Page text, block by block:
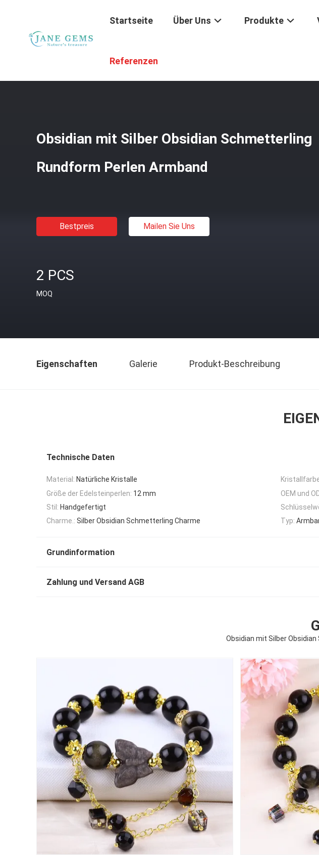
Startseite Über Uns Produkte
Referenzen
Obsidian mit Silber Obsidian Schmetterling
Rundform Perlen Armband
Bestpreis Mailen Sie Uns
2 PCS
MOQ
Eigenschaften Galerie Produkt-Beschreibung
Technische Daten
Material: Natürliche Kristalle
Größe der Edelsteinperlen: 12 mm OEM und
Stil: Handgefertigt
Charme.: Silber Obsidian Schmetterling Charme Typ:
Grundinformation
Zahlung und Versand AGB
Obsidian mit Silber